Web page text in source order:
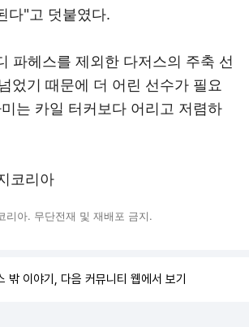
다"고 덧붙였다.
파헤스를 제외한 다저스의 주축 선
었기 때문에 더 어린 선수가 필요
는 카일 터커보다 어리고 저렴하
코리아
아. 무단전재 및 재배포 금지.
밖 이야기, 다음 커뮤니티 웹에서 보기